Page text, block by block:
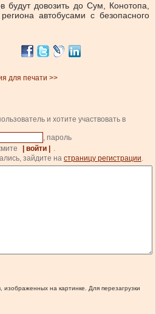
будут довозить до Сум, Конотопа,
автобусами с безопасного
для печати >>
и хотите участвовать в
, пароль
| войти |
.
зайдите на страницу регистрации.
изображенных на картинке. Для перезагрузки